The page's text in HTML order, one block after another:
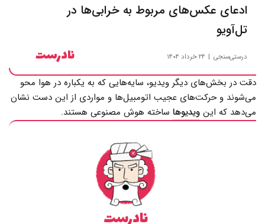
ادعای عکس‌های مربوط به خرابی‌ها در
تل‌آویو
درستی‌سنجی ۲۴ خرداد ۱۴۰۴ نادرست
دقت در بخش‌های دیگر ویدیو، سایه‌هایی که به یکباره در هوا محو
می‌شوند و حرکت‌های عجیب اتومبیل‌ها و مواردی از این دست نشان
می‌دهد که این ویدیوها ساخته هوش مصنوعی هستند.